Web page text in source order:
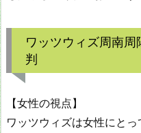
ワッツウィズ周南
判
【女性の視点】
ワッツウィズは女性にと